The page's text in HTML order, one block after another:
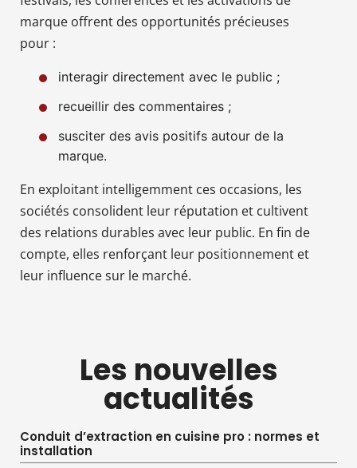
marque offrent des opportunités précieuses
pour :
interagir directement avec le public ;
recueillir des commentaires ;
susciter des avis positifs autour de la
marque.
En exploitant intelligemment ces occasions, les
sociétés consolident leur réputation et cultivent
des relations durables avec leur public. En fin de
compte, elles renforçant leur positionnement et
leur influence sur le marché.
Les nouvelles
actualités
Conduit d’extraction en cuisine pro : normes et
installation